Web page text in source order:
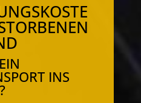
INS